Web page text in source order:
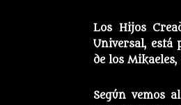
Los Hijos
Universal, está
de los
Según vemos